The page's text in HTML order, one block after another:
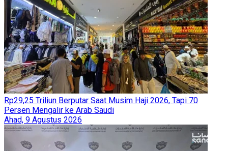
Rp29,25 Triliun Berputar Saat Musim Haji 2026, Tapi 70
Persen Mengalir ke Arab Saudi
Ahad, 9 Agustus 2026